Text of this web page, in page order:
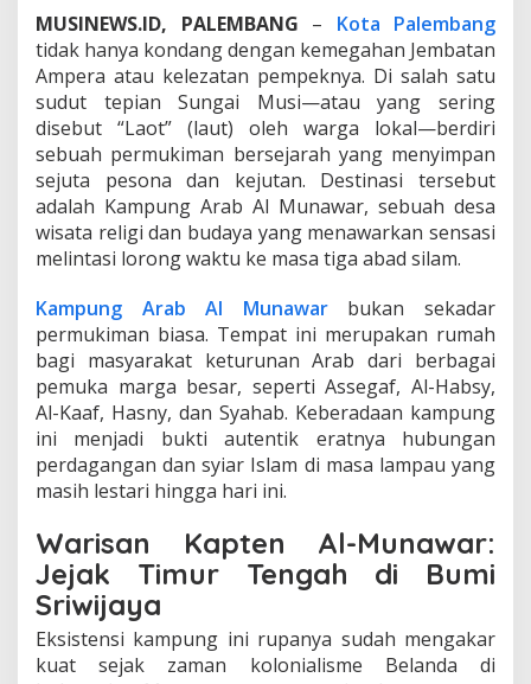
k
T
i
m
u
T
e
n
g
a
d
T
e
p
a
n
M
u
s
i
a
n
g
a
s
i
MUSINEWS.ID, PALEMBANG – Kota Palembang
tidak hanya kondang dengan kemegahan Jembatan
Ampera atau kelezatan pempeknya. Di salah satu
sudut tepian Sungai Musi—atau yang sering
disebut “Laot” (laut) oleh warga lokal—berdiri
sebuah permukiman bersejarah yang menyimpan
sejuta pesona dan kejutan. Destinasi tersebut
adalah Kampung Arab Al Munawar, sebuah desa
wisata religi dan budaya yang menawarkan sensasi
melintasi lorong waktu ke masa tiga abad silam.
Kampung Arab Al Munawarbukan sekadar
permukiman biasa. Tempat ini merupakan rumah
bagi masyarakat keturunan Arab dari berbagai
pemuka marga besar, seperti Assegaf, Al-Habsy,
Al-Kaaf, Hasny, dan Syahab. Keberadaan kampung
ini menjadi bukti autentik eratnya hubungan
perdagangan dan syiar Islam di masa lampau yang
masih lestari hingga hari ini.
Warisan Kapten Al-Munawar:
Jejak Timur Tengah di Bumi
Sriwijaya
Eksistensi kampung ini rupanya sudah mengakar
kuat sejak zaman kolonialisme Belanda di